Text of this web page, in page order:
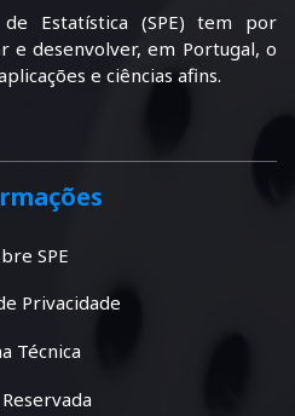
de Estatística (SPE) tem por
e desenvolver, em Portugal, o
e ciências afins.
SPE
Privacidade
Técnica